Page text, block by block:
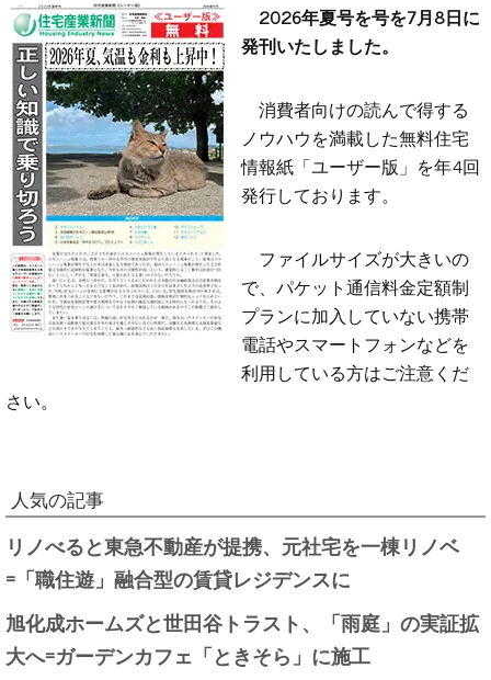
2026年夏号を号を7月8日に
発刊いたしました。
消費者向けの読んで得する
ノウハウを満載した無料住宅
情報紙「ユーザー版」を年4回
発行しております。
ファイルサイズが大きいの
で、パケット通信料金定額制
プランに加入していない携帯
電話やスマートフォンなどを
利用している方はご注意くだ
さい。
人気の記事
リノべると東急不動産が提携、元社宅を一棟リノベ
=「職住遊」融合型の賃貸レジデンスに
旭化成ホームズと世田谷トラスト、「雨庭」の実証拡
大へ=ガーデンカフェ「ときそら」に施工